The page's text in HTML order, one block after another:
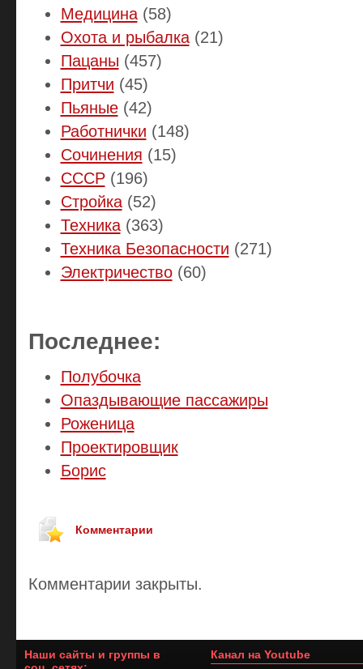
Медицина(58)
Охота и рыбалка(21)
Пацаны (457)
Притчи (45)
Пьяные(42)
Работнички (148)
Сочинения (15)
СССР(196)
Стройка(52)
Техника(363)
Техника Безопасности (271)
Электричество(60)
Последнее:
Полубочка
Опаздывающие пассажиры
Роженица
Проектировщик
Борис
Комментарии
Комментарии закрыты.
Наши сайты и группы в
Канал на Youtube